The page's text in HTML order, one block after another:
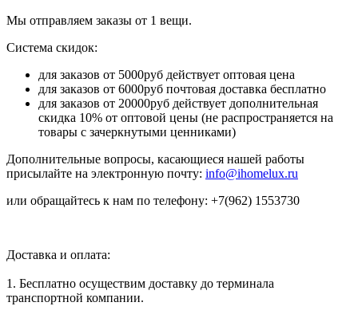
Мы отправляем заказы от 1 вещи.
Система скидок:
для заказов от 5000руб действует оптовая цена
для заказов от 6000руб почтовая доставка бесплатно
для заказов от 20000руб действует дополнительная
скидка 10% от оптовой цены (не распространяется на
товары с зачеркнутыми ценниками)
Дополнительные вопросы, касающиеся нашей работы
присылайте на электронную почту: info@ihomelux.ru
или обращайтесь к нам по телефону: +7(962) 1553730
Доставка и оплата:
1. Бесплатно осуществим доставку до терминала
транспортной компании.